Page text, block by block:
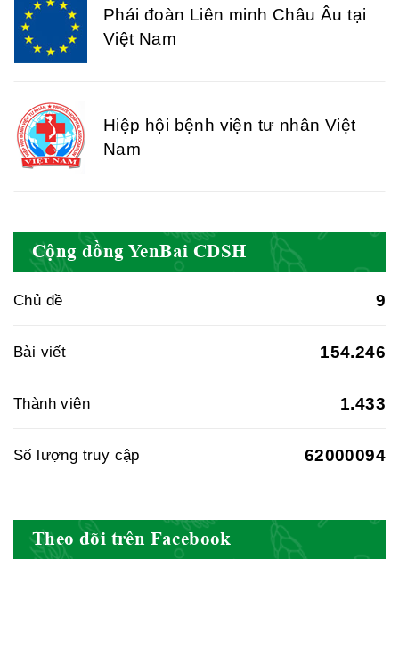
Phái đoàn Liên minh Châu Âu tại
Việt Nam
Hiệp hội bệnh viện tư nhân Việt
Nam
Cục quản lý y dược cổ truyền -
BYT
Hiệp hội doanh nghiệp dược Việt
Hội Đông Y Việt Nam
Cộng đồng YenBai CDSH
Chủ đề 9
Bài viết 154.246
Thành viên 1.433
Số lượng truy cập 62000094
Theo dõi trên Facebook